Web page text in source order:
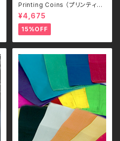
Printing Coins （プリンティン
グ・コイン）
¥4,675
15%OFF